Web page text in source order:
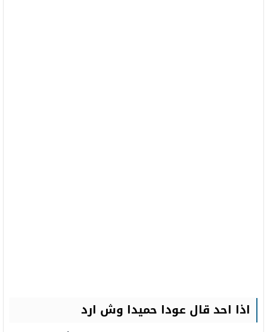
اذا احد قال عودا حميدا وش ارد